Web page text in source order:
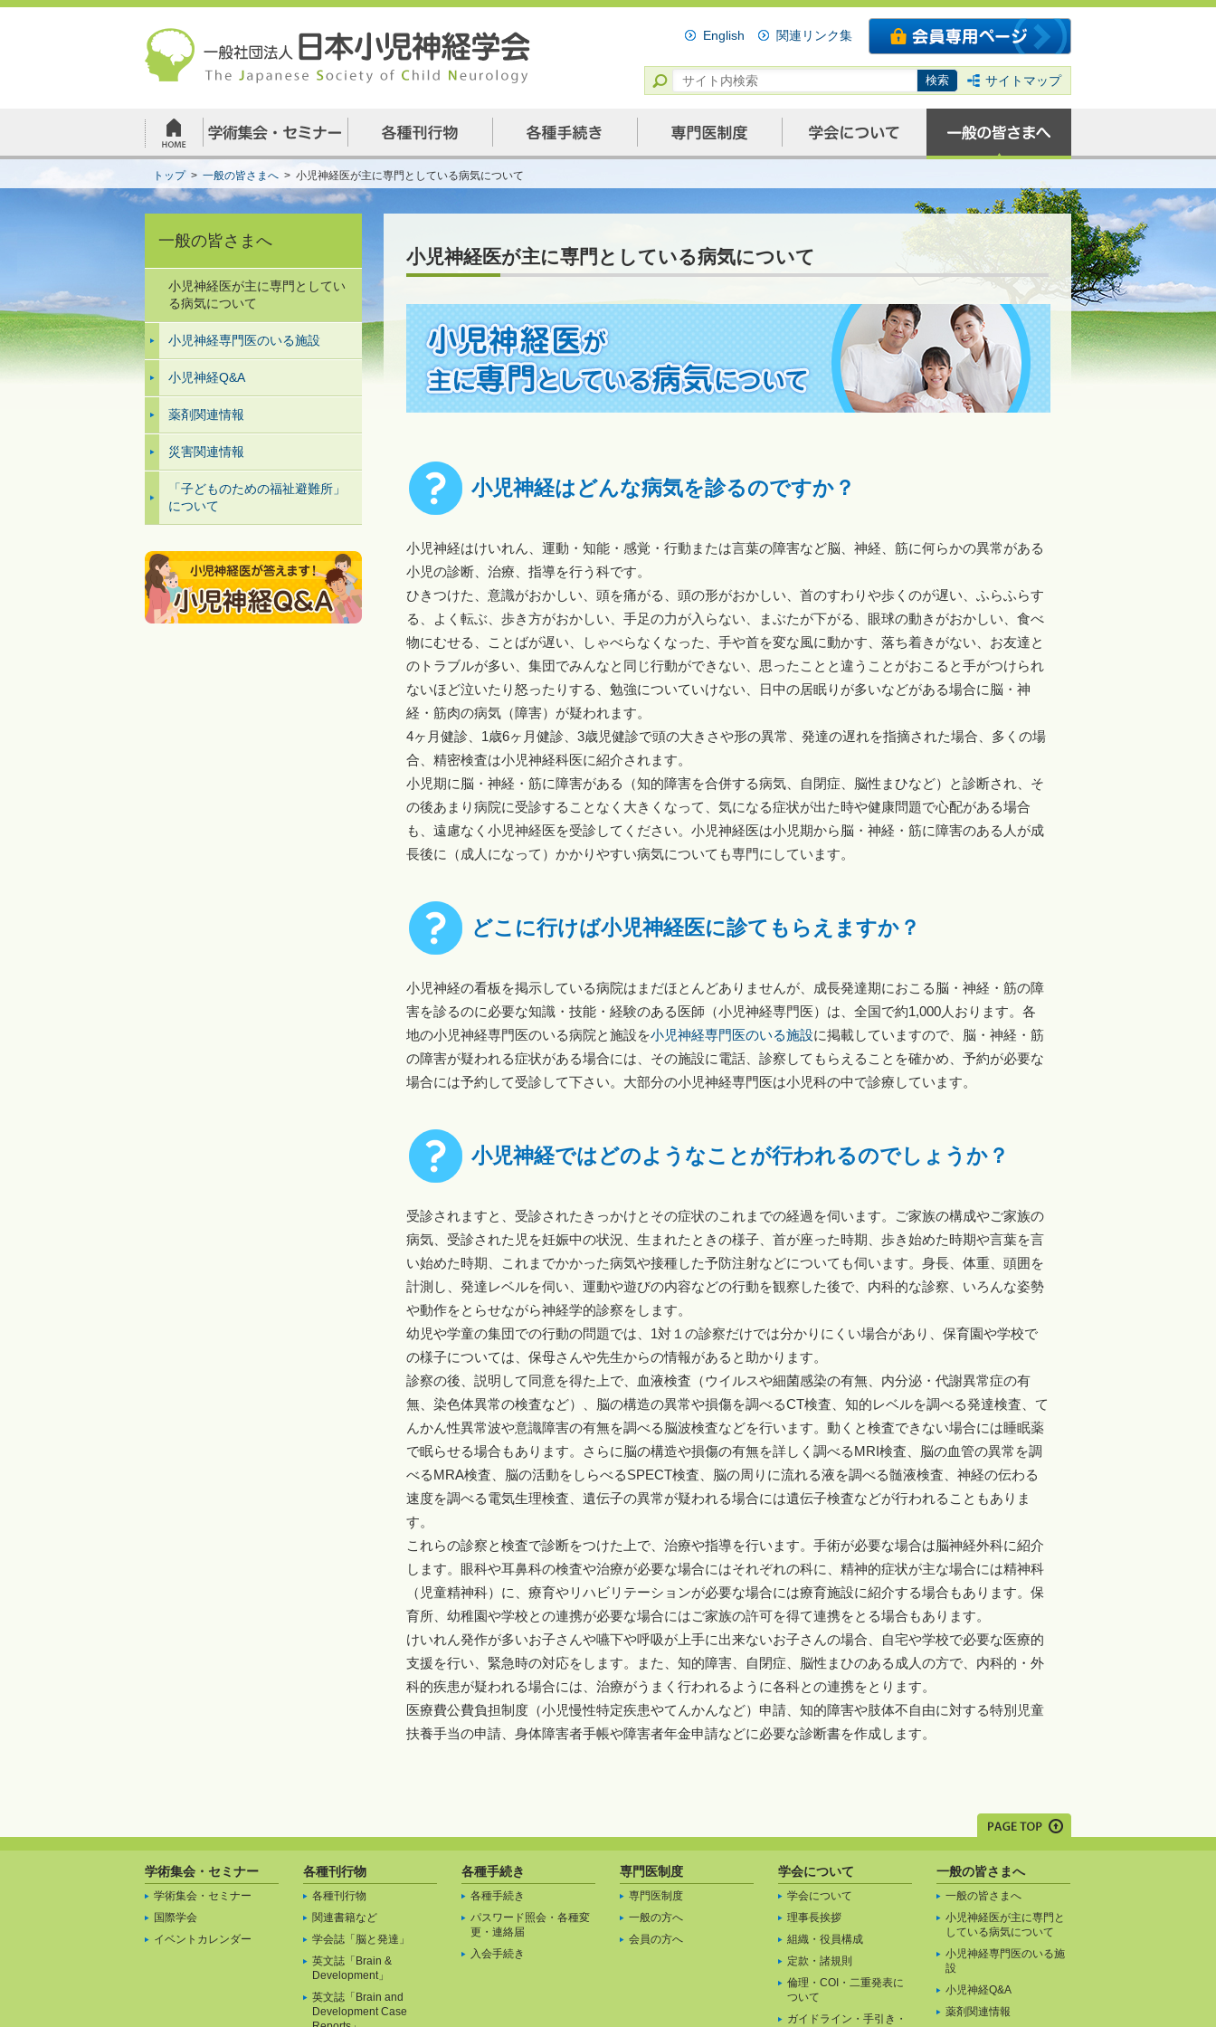
English 関連リンク集
サイトマップ
一般の皆さまへ
小児神経医が主に専門としてい
る病気について
小児神経専門医のいる施設
小児神経Q&A
薬剤関連情報
災害関連情報
「子どものための福祉避難所」
について
トップ> 一般の皆さまへ > 小児神経医が主に専門としている病気について
小児神経医が主に専門としている病気について
小児神経はどんな病気を診るのですか？
小児神経はけいれん、運動・知能・感覚・行動または言葉の障害など脳、神経、筋に何らかの異常がある
小児の診断、治療、指導を行う科です。
ひきつけた、意識がおかしい、頭を痛がる、頭の形がおかしい、首のすわりや歩くのが遅い、ふらふらす
る、よく転ぶ、歩き方がおかしい、手足の力が入らない、まぶたが下がる、眼球の動きがおかしい、食べ
物にむせる、ことばが遅い、しゃべらなくなった、手や首を変な風に動かす、落ち着きがない、お友達と
のトラブルが多い、集団でみんなと同じ行動ができない、思ったことと違うことがおこると手がつけられ
ないほど泣いたり怒ったりする、勉強についていけない、日中の居眠りが多いなどがある場合に脳・神
経・筋肉の病気（障害）が疑われます。
4ヶ月健診、1歳6ヶ月健診、3歳児健診で頭の大きさや形の異常、発達の遅れを指摘された場合、多くの場
合、精密検査は小児神経科医に紹介されます。
小児期に脳・神経・筋に障害がある（知的障害を合併する病気、自閉症、脳性まひなど）と診断され、そ
の後あまり病院に受診することなく大きくなって、気になる症状が出た時や健康問題で心配がある場合
も、遠慮なく小児神経医を受診してください。小児神経医は小児期から脳・神経・筋に障害のある人が成
長後に（成人になって）かかりやすい病気についても専門にしています。
どこに行けば小児神経医に診てもらえますか？
小児神経の看板を掲示している病院はまだほとんどありませんが、成長発達期におこる脳・神経・筋の障
害を診るのに必要な知識・技能・経験のある医師（小児神経専門医）は、全国で約1,000人おります。各
地の小児神経専門医のいる病院と施設を小児神経専門医のいる施設に掲載していますので、脳・神経・筋
の障害が疑われる症状がある場合には、その施設に電話、診察してもらえることを確かめ、予約が必要な
場合には予約して受診して下さい。大部分の小児神経専門医は小児科の中で診療しています。
小児神経ではどのようなことが行われるのでしょうか？
受診されますと、受診されたきっかけとその症状のこれまでの経過を伺います。ご家族の構成やご家族の
病気、受診された児を妊娠中の状況、生まれたときの様子、首が座った時期、歩き始めた時期や言葉を言
い始めた時期、これまでかかった病気や接種した予防注射などについても伺います。身長、体重、頭囲を
計測し、発達レベルを伺い、運動や遊びの内容などの行動を観察した後で、内科的な診察、いろんな姿勢
や動作をとらせながら神経学的診察をします。
幼児や学童の集団での行動の問題では、1対１の診察だけでは分かりにくい場合があり、保育園や学校で
の様子については、保母さんや先生からの情報があると助かります。
診察の後、説明して同意を得た上で、血液検査（ウイルスや細菌感染の有無、内分泌・代謝異常症の有
無、染色体異常の検査など）、脳の構造の異常や損傷を調べるCT検査、知的レベルを調べる発達検査、て
んかん性異常波や意識障害の有無を調べる脳波検査などを行います。動くと検査できない場合には睡眠薬
で眠らせる場合もあります。さらに脳の構造や損傷の有無を詳しく調べるMRI検査、脳の血管の異常を調
べるMRA検査、脳の活動をしらべるSPECT検査、脳の周りに流れる液を調べる髄液検査、神経の伝わる
速度を調べる電気生理検査、遺伝子の異常が疑われる場合には遺伝子検査などが行われることもありま
す。
これらの診察と検査で診断をつけた上で、治療や指導を行います。手術が必要な場合は脳神経外科に紹介
します。眼科や耳鼻科の検査や治療が必要な場合にはそれぞれの科に、精神的症状が主な場合には精神科
（児童精神科）に、療育やリハビリテーションが必要な場合には療育施設に紹介する場合もあります。保
育所、幼稚園や学校との連携が必要な場合にはご家族の許可を得て連携をとる場合もあります。
けいれん発作が多いお子さんや嚥下や呼吸が上手に出来ないお子さんの場合、自宅や学校で必要な医療的
支援を行い、緊急時の対応をします。また、知的障害、自閉症、脳性まひのある成人の方で、内科的・外
科的疾患が疑われる場合には、治療がうまく行われるように各科との連携をとります。
医療費公費負担制度（小児慢性特定疾患やてんかんなど）申請、知的障害や肢体不自由に対する特別児童
扶養手当の申請、身体障害者手帳や障害者年金申請などに必要な診断書を作成します。
学術集会・セミナー
学術集会・セミナー
国際学会
イベントカレンダー
各種刊行物
各種刊行物
関連書籍など
学会誌「脳と発達」
英文誌「Brain &
Development」
英文誌「Brain and
Development Case
各種手続き
各種手続き
パスワード照会・各種変
更・連絡届
入会手続き
専門医制度
専門医制度
一般の方へ
会員の方へ
学会について
学会について
理事長挨拶
組織・役員構成
定款・諸規則
倫理・COI・二重発表に
ついて
ガイドライン・手引き・
一般の皆さまへ
一般の皆さまへ
小児神経医が主に専門と
している病気について
小児神経専門医のいる施
設
小児神経Q&A
薬剤関連情報